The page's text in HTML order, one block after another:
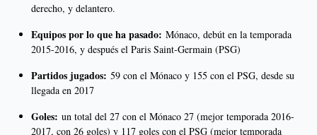
derecho, y delantero.
Equipos por lo que ha pasado: Mónaco, debút en la temporada
2015-2016, y después el Paris Saint-Germain (PSG)
Partidos jugados: 59 con el Mónaco y 155 con el PSG, desde su
llegada en 2017
Goles: un total del 27 con el Mónaco 27 (mejor temporada 2016-
2017, con 26 goles) y 117 goles con el PSG (mejor temporada